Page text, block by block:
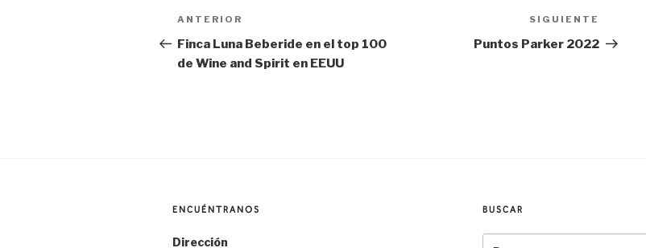
Navegación
de
entradas
Entrada
anterior:
ANTERIOR
Finca Luna Beberide en el top 100
de Wine and Spirit en EEUU
entrada
SIGUIENTE
Puntos Parker 2022
ENCUÉNTRANOS
Dirección
BUSCAR